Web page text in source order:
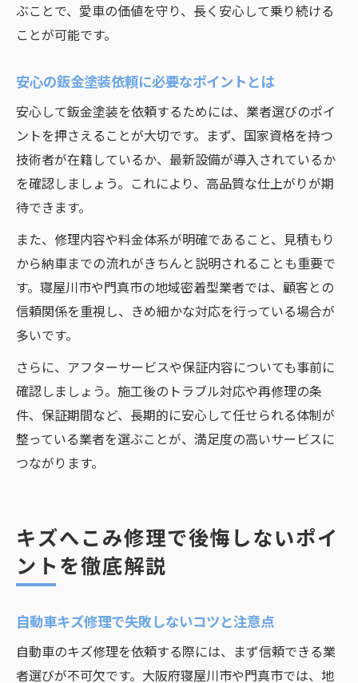
ぶことで、愛車の価値を守り、長く安心して乗り続ける
ことが可能です。
安心の鈑金塗装依頼に必要なポイントとは
安心して鈑金塗装を依頼するためには、業者選びのポイ
ントを押さえることが大切です。まず、国家資格を持つ
技術者が在籍しているか、最新設備が導入されているか
を確認しましょう。これにより、高品質な仕上がりが期
待できます。
また、修理内容や料金体系が明確であること、見積もり
から納車までの流れがきちんと説明されることも重要で
す。寝屋川市や門真市の地域密着型業者では、顧客との
信頼関係を重視し、きめ細かな対応を行っている場合が
多いです。
さらに、アフターサービスや保証内容についても事前に
確認しましょう。施工後のトラブル対応や再修理の条
件、保証期間など、長期的に安心して任せられる体制が
整っている業者を選ぶことが、満足度の高いサービスに
つながります。
キズへこみ修理で後悔しないポイ
ントを徹底解説
自動車キズ修理で失敗しないコツと注意点
自動車のキズ修理を依頼する際には、まず信頼できる業
者選びが不可欠です。大阪府寝屋川市や門真市では、地